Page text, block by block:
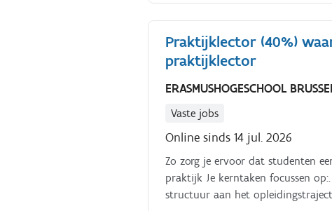
gezinsondersteuning.
Praktijklector (40%)
praktijklector
ERASMUSHOGESCHOOL
Vaste jobs
Online sinds 14 jul. 2026
Zo zorg je ervoor dat studenten
praktijk Je kerntaken focussen
structuur aan het